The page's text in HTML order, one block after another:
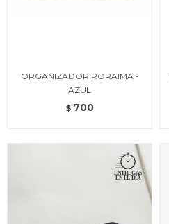
ORGANIZADOR RORAIMA -
AZUL
$ 700